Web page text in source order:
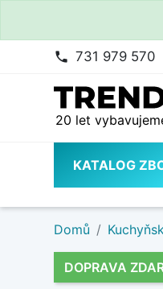
phone 731 979 570
20 let
KATALOG
Domů
DOPRAVA